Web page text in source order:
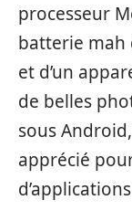
processeur
batterie mah
et d’un
de belles
sous
apprécié